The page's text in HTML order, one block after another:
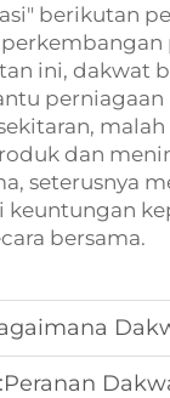
berikutan
ini, dakwat
dan
seterusnya
keuntungan
bersama.
Dakwat Pelarut Menyesuaikan Diri
Peranan Dakwat Gravure dalam